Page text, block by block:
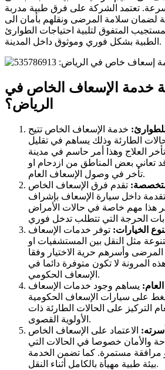
تعتمد الشركة على فرق طبية مدربة
لضمان سلامة المرضى ونقلهم بأمان الى
المتفوق لتلبية احتياجات الطوارئ
الطبية بشكل فوري وموثوق داخل المدينة.
خدمة الإسعاف الخاص في
الرياض؟
خدمة الإسعاف الخاص تتيح
الطارئة وذلك يساهم في تقليل
العلاج وهذا أمر حاسم في مدينة
تعاني بعض المناطق من ازدحام او
تأخر في وصول الإسعاف العام.
متخصصة: تقدم فرق الإسعاف الخاص
داخل سيارة الإسعاف بإشراف
هذا مهم خاصة في حالات الأمراض
الخيارات: توفر خدمات الإسعاف
مثل النقل بين المستشفيات او
المرضى وأسرهم حرية الاختيار وفقا
المرونة لا تكون متوفرة دائما في
الإسعاف الحكومي.
يساهم وجود خدمات الإسعاف
على سيارات الإسعاف الحكومية
التركيز على الحالات الطارئة ذات
الأولوية القصوى.
الاعتماد على الإسعاف الخاص
والأمان خصوصا في الحالات التي
مرافقة مستمرة. كما تضمن الخدمة
بيئة طبية مهيأة بالكامل أثناء النقل.